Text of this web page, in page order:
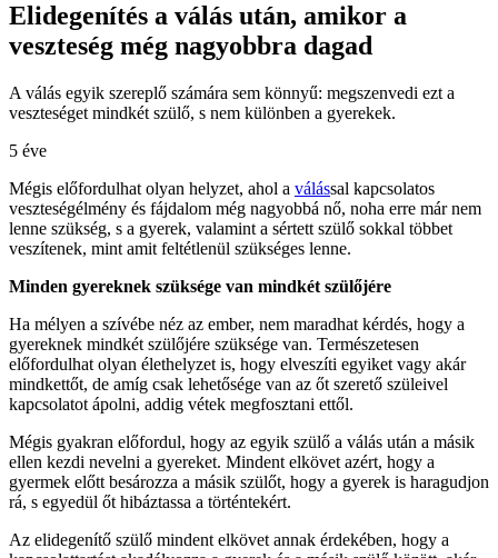
Elidegenítés a válás után, amikor a
veszteség még nagyobbra dagad
A válás egyik szereplő számára sem könnyű: megszenvedi ezt a
veszteséget mindkét szülő, s nem különben a gyerekek.
5 éve
Mégis előfordulhat olyan helyzet, ahol a válással kapcsolatos
veszteségélmény és fájdalom még nagyobbá nő, noha erre már nem
lenne szükség, s a gyerek, valamint a sértett szülő sokkal többet
veszítenek, mint amit feltétlenül szükséges lenne.
Minden gyereknek szüksége van mindkét szülőjére
Ha mélyen a szívébe néz az ember, nem maradhat kérdés, hogy a
gyereknek mindkét szülőjére szüksége van. Természetesen
előfordulhat olyan élethelyzet is, hogy elveszíti egyiket vagy akár
mindkettőt, de amíg csak lehetősége van az őt szerető szüleivel
kapcsolatot ápolni, addig vétek megfosztani ettől.
Mégis gyakran előfordul, hogy az egyik szülő a válás után a másik
ellen kezdi nevelni a gyereket. Mindent elkövet azért, hogy a
gyermek előtt besározza a másik szülőt, hogy a gyerek is haragudjon
rá, s egyedül őt hibáztassa a történtekért.
Az elidegenítő szülő mindent elkövet annak érdekében, hogy a